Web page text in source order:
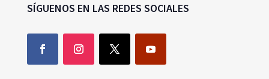
SÍGUENOS EN LAS REDES SOCIALES